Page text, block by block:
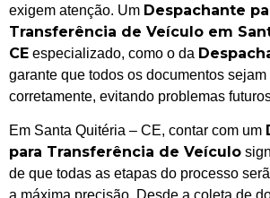
exigem atenção. Um Despachante
Transferência de Veículo em
CE especializado, como o da
garante que todos os documentos
corretamente, evitando problemas
Em Santa Quitéria – CE, contar com um
para Transferência de Veículo
de que todas as etapas do processo